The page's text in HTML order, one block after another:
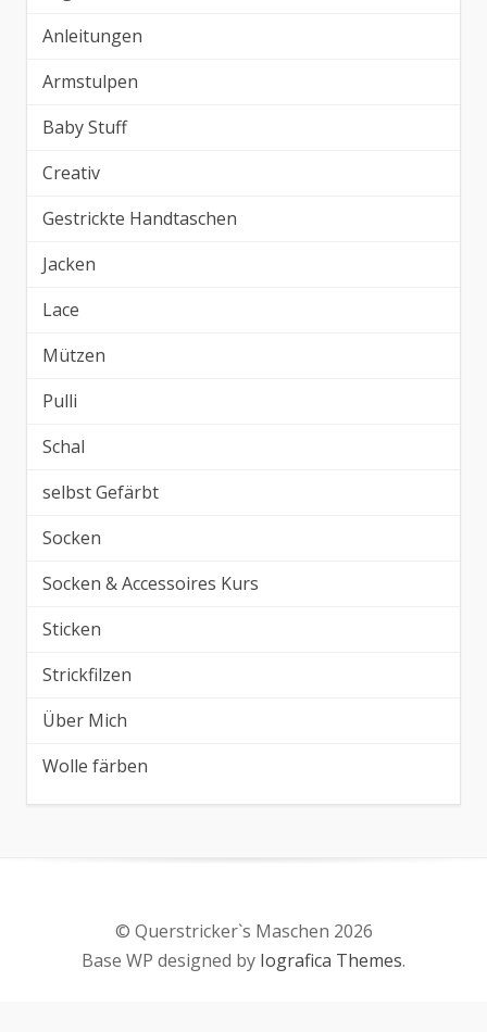
Anleitungen
Armstulpen
Baby Stuff
Creativ
Gestrickte Handtaschen
Jacken
Lace
Mützen
Pulli
Schal
selbst Gefärbt
Socken
Socken & Accessoires Kurs
Sticken
Strickfilzen
Über Mich
Wolle färben
© Querstricker`s Maschen 2026
Base WP designed by Iografica Themes.